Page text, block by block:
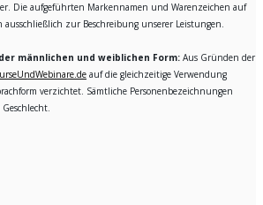
Die aufgeführten Markennamen und Warenzeichen auf
zur Beschreibung unserer Leistungen.
männlichen und weiblichen Form: Aus Gründen der
auf die gleichzeitige Verwendung
verzichtet. Sämtliche Personenbezeichnungen